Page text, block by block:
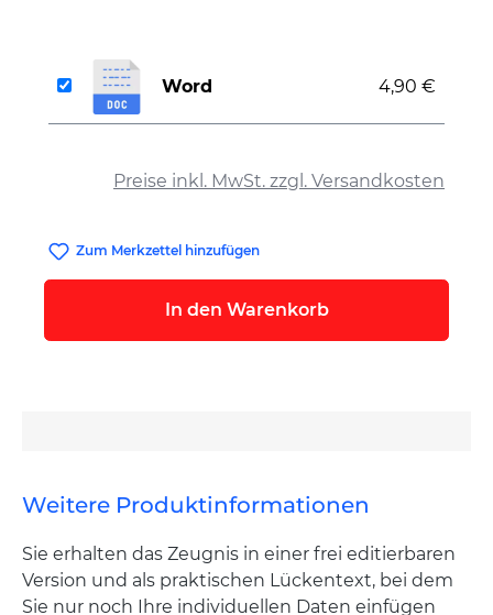
Preise inkl. MwSt. zzgl. Versandkosten
Word 4,90 €
Zum Merkzettel hinzufügen
In den Warenkorb
Weitere Produktinformationen
Sie erhalten das Zeugnis in einer frei editierbaren
Version und als praktischen Lückentext, bei dem
Sie nur noch Ihre individuellen Daten einfügen